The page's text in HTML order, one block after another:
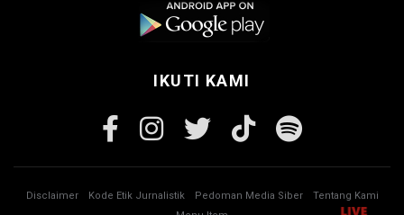
IKUTI KAMI
Disclaimer Kode Etik Jurnalistik Pedoman Media Siber
Tentang Kami